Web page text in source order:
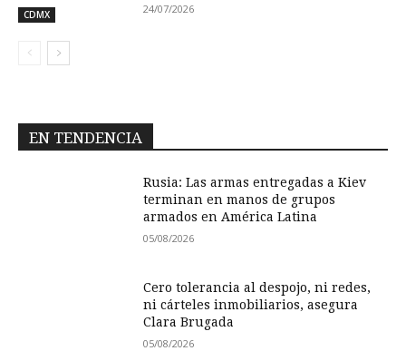
CDMX 24/07/2026
EN TENDENCIA
Rusia: Las armas entregadas a Kiev
terminan en manos de grupos
armados en América Latina
05/08/2026
Cero tolerancia al despojo, ni redes,
ni cárteles inmobiliarios, asegura
Clara Brugada
05/08/2026